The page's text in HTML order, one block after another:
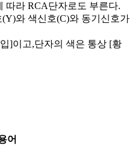
따라 RCA단자로도 부른다.
와 색신호(C)와 동기신호가
]이고,단자의 색은 통상 [황
어